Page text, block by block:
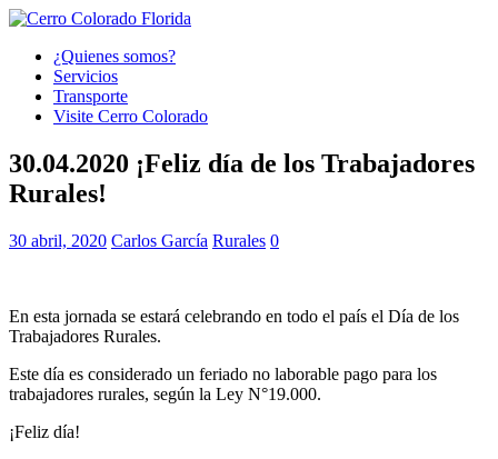
¿Quienes somos?
Servicios
Transporte
Visite Cerro Colorado
30.04.2020 ¡Feliz día de los Trabajadores
Rurales!
30 abril, 2020 Carlos García Rurales 0
En esta jornada se estará celebrando en todo el país el Día de los
Trabajadores Rurales.
Este día es considerado un feriado no laborable pago para los
trabajadores rurales, según la Ley N°19.000.
¡Feliz día!